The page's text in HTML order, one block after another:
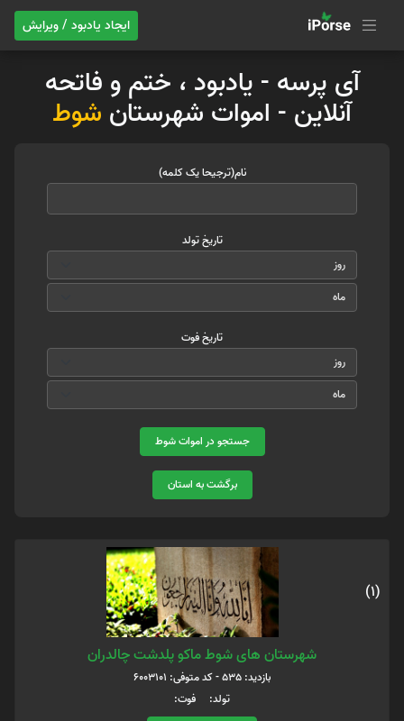
ایجاد یادبود / ویرایش
آی پرسه - یادبود ، ختم و فاتحه
آنلاین - اموات شهرستان شوط
نام(ترجیحا یک کلمه)
تاریخ تولد
تاریخ فوت
جستجو در اموات شوط
برگشت به استان
(1)
شهرستان های شوط ماکو پلدشت چالدران
بازدید: 535 - کد متوفی: 6003101
تولد: فوت: